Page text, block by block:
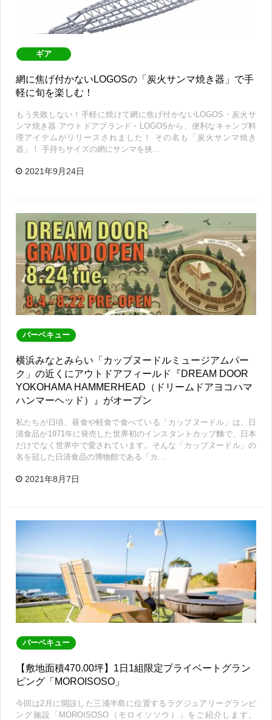
ギア
網に焦げ付かないLOGOSの「炭火サンマ焼き器」で手
軽に旬を楽しむ！
もう失敗しない！手軽に焼けて網に焦げ付かないLOGOS・炭火サ
ンマ焼き器 アウトドアブランド・LOGOSから、便利なキャンプ料
理アイテムがリリースされました！ その名も「炭火サンマ焼き
器」！ 手持ちサイズの網にサンマを挟…
2021年9月24日
バーベキュー
横浜みなとみらい「カップヌードルミュージアムパー
ク」の近くにアウトドアフィールド『DREAM DOOR
YOKOHAMA HAMMERHEAD（ドリームドアヨコハマ
ハンマーヘッド）』がオープン
私たちが日頃、昼食や軽食で食べている「カップヌードル」は、日
清食品が1971年に発売した世界初のインスタントカップ麵で、日本
だけでなく世界中で愛されています。そんな「カップヌードル」の
名を冠した日清食品の博物館である「カ…
2021年8月7日
バーベキュー
【敷地面積470.00坪】1日1組限定プライベートグラン
ピング「MOROISOSO」
今回は2月に開設した三浦半島に位置するラグジュアリーグランピ
ング施設「MOROISOSO（モロイソソウ）」をご紹介します。